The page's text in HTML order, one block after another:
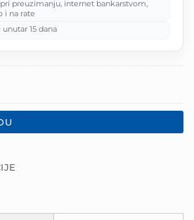
preuzimanju, internet bankarstvom,
i na rate
15 dana